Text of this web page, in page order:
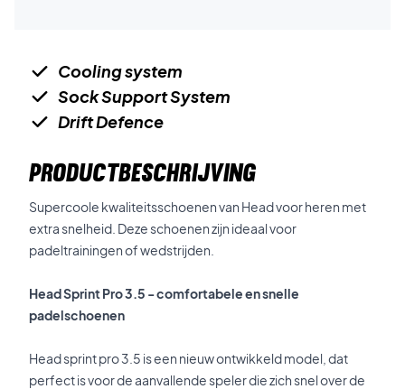
Cooling system
Sock Support System
Drift Defence
PRODUCTBESCHRIJVING
Supercoole kwaliteitsschoenen van Head voor heren met
extra snelheid. Deze schoenen zijn ideaal voor
padeltrainingen of wedstrijden.
Head Sprint Pro 3.5 - comfortabele en snelle
padelschoenen
Head sprint pro 3.5 is een nieuw ontwikkeld model, dat
perfect is voor de aanvallende speler die zich snel over de